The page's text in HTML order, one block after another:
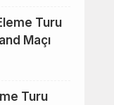
Turu
Maçı
Turu